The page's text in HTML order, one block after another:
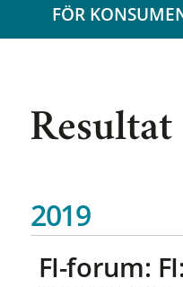
FÖR
Resultat
2019
FI-forum: